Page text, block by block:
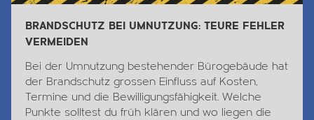
BRANDSCHUTZ BEI UMNUTZUNG: TEURE FEHLER
VERMEIDEN
Bei der Umnutzung bestehender Bürogebäude hat
der Brandschutz grossen Einfluss auf Kosten,
Termine und die Bewilligungsfähigkeit. Welche
Punkte solltest du früh klären und wo liegen die